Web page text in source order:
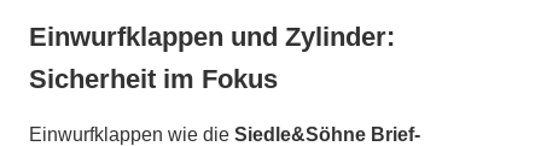
Einwurfklappen und Zylinder:
Sicherheit im Fokus
Einwurfklappen wie die Siedle&Söhne Brief-